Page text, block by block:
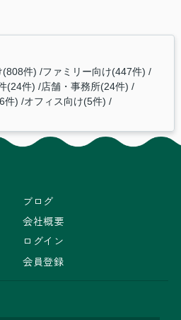
(808件) ファミリー向け(447件)
(24件) 店舗・事務所(24件)
件) オフィス向け(5件)
ブログ
会社概要
ログイン
会員登録